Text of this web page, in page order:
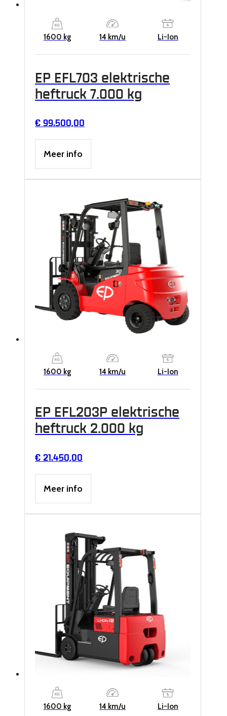
1600 kg 14 km/u Li-Ion
EP EFL703 elektrische
heftruck 7.000 kg
€ 99.500,00
Meer info
1600 kg 14 km/u Li-Ion
EP EFL203P elektrische
heftruck 2.000 kg
€ 21.450,00
Meer info
1600 kg 14 km/u Li-Ion